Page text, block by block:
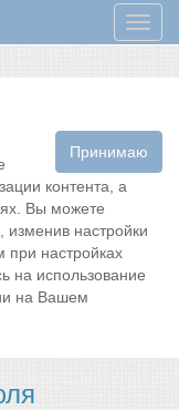
Меню
Принимаю
контента, а
Вы можете
изменив настройки
при настройках
на использование
на Вашем